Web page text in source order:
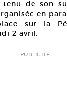
tenu de son
en
sur la
2 avril.
PUBLICITÉ